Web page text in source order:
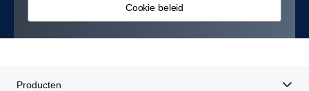
Cookie beleid
Producten